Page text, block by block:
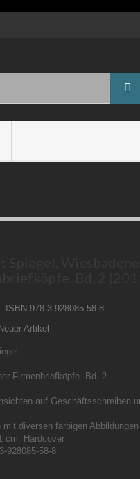
ISBN 978-3-928085-58-8
Neuer Artikel
Firmenbriefköpfe. Bd. 2
auf Geschäftsschreiben
mit diversen farbigen Abbildungen
cm, Hardcover
928085-58-8